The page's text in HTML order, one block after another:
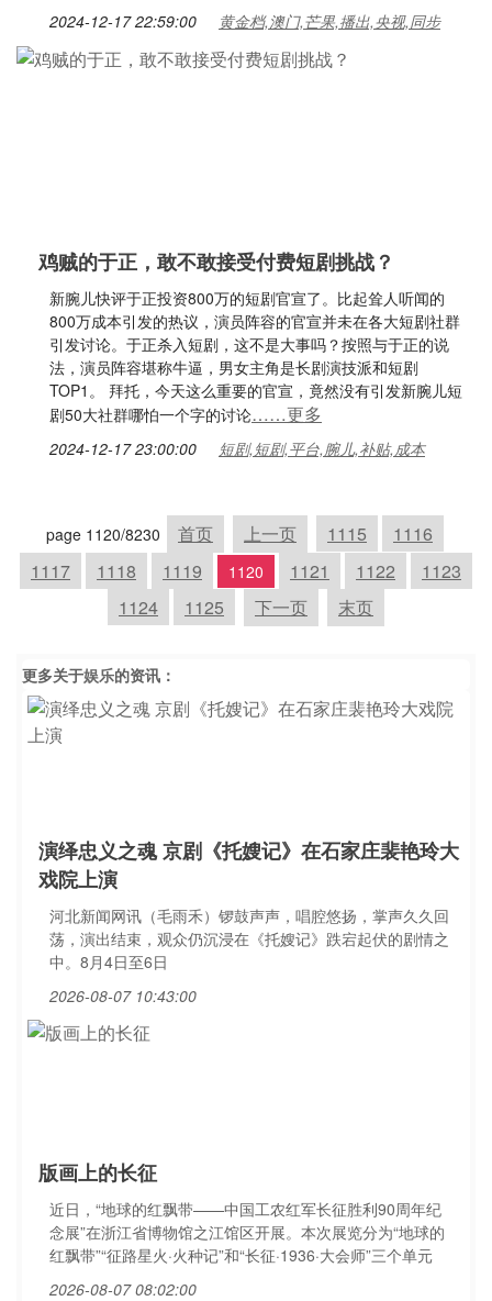
2024-12-17 22:59:00 黄金档,澳门,芒果,播出,央视,同步
鸡贼的于正，敢不敢接受付费短剧挑战？
新腕儿快评于正投资800万的短剧官宣了。比起耸人听闻的
800万成本引发的热议，演员阵容的官宣并未在各大短剧社群
引发讨论。于正杀入短剧，这不是大事吗？按照与于正的说
法，演员阵容堪称牛逼，男女主角是长剧演技派和短剧
TOP1。 拜托，今天这么重要的官宣，竟然没有引发新腕儿短
剧50大社群哪怕一个字的讨论……更多
2024-12-17 23:00:00 短剧,短剧,平台,腕儿,补贴,成本
page 1120/8230 首页 上一页 1115
1116
1117
1118 1119 1120 1121 1122
1123
1124
1125 下一页 末页
更多关于娱乐的资讯：
演绎忠义之魂 京剧《托嫂记》在石家庄裴艳玲大
戏院上演
河北新闻网讯（毛雨禾）锣鼓声声，唱腔悠扬，掌声久久回
荡，演出结束，观众仍沉浸在《托嫂记》跌宕起伏的剧情之
中。8月4日至6日
2026-08-07 10:43:00
版画上的长征
近日，“地球的红飘带——中国工农红军长征胜利90周年纪
念展”在浙江省博物馆之江馆区开展。本次展览分为“地球的
红飘带”“征路星火·火种记”和“长征·1936·大会师”三个单元
2026-08-07 08:02:00